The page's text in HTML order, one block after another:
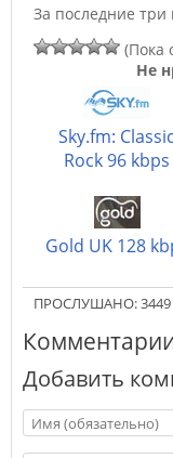
За последние три
(Пока
Не
Sky.fm: Classic
Rock 96 kbps
Gold UK 128
ПРОСЛУШАНО:3449
Добавить